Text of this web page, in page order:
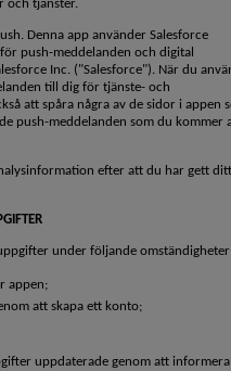
och tjänster.
Denna app använder Salesforce
push-meddelanden och digital
Inc. ("Salesforce"). När du
till dig för tjänste- och
att spåra några av de sidor i appen
push-meddelanden som du kommer
efter att du har gett ditt
under följande
appen;
att skapa ett konto;
uppdaterade genom att informera